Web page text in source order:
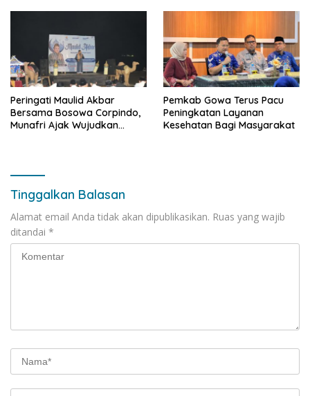
Peringati Maulid Akbar
Bersama Bosowa Corpindo,
Munafri Ajak Wujudkan
Pemkab Gowa Terus Pacu
Peningkatan Layanan
Kesehatan Bagi Masyarakat
Tinggalkan Balasan
Alamat email Anda tidak akan dipublikasikan. Ruas yang wajib
ditandai *